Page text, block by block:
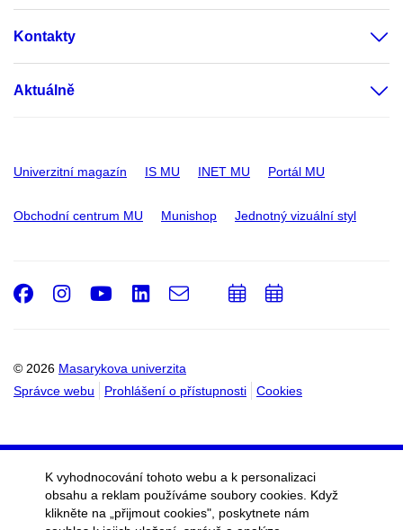
Kontakty
Aktuálně
Univerzitní magazín IS MU INET MU Portál MU
Obchodní centrum MU Munishop Jednotný vizuální styl
© 2026 Masarykova univerzita
Správce webu
Prohlášení o přístupnosti Cookies
Facebook
Instagram
Youtube
LinkedIn
e-
Email
PřidatPřidat
K vyhodnocování tohoto webu a k personalizaci
obsahu a reklam používáme soubory cookies. Když
klikněte na „přijmout cookies", poskytnete nám